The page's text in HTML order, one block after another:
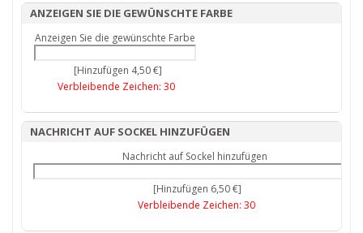
ANZEIGEN SIE DIE GEWÜNSCHTE FARBE
Anzeigen Sie die gewünschte Farbe
[Hinzufügen 4,50 €]
Verbleibende Zeichen: 30
NACHRICHT AUF SOCKEL HINZUFÜGEN
Nachricht auf Sockel hinzufügen
[Hinzufügen 6,50 €]
Verbleibende Zeichen: 30